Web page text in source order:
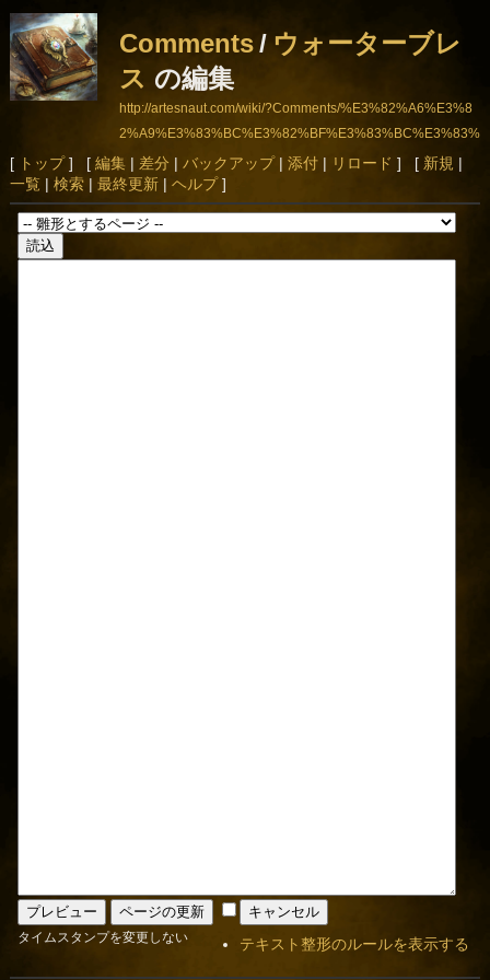
Comments/ ウォーターブレ
ス の編集
http://artesnaut.com/wiki/?Comments/%E3%82%A6%E3%8
2%A9%E3%83%BC%E3%82%BF%E3%83%BC%E3%83%
96%E3%83%AC%E3%82%B9
[ トップ] [ 編集| 差分 | バックアップ| 添付| リロード ] [ 新規 |
一覧| 検索| 最終更新| ヘルプ]
タイムスタンプを変更しない テキスト整形のルールを表示する